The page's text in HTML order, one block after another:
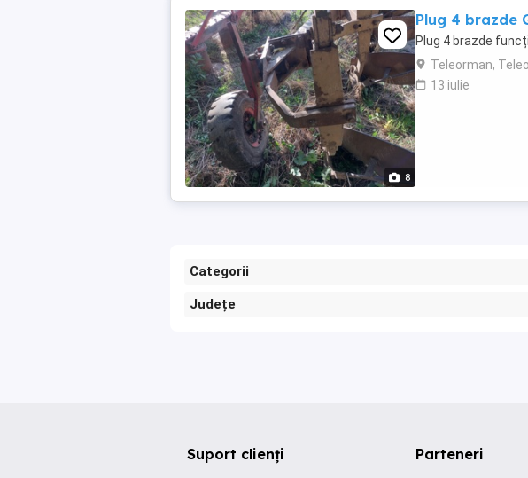
8
Plug 4 brazde
Plug 4 brazde
Teleorman,
13 iulie
Categorii
Județe
Suport clienți Parteneri